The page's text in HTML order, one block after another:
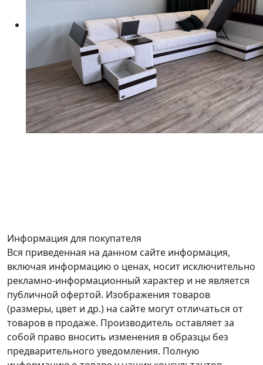
Информация для покупателя
Вся приведенная на данном сайте информация,
включая информацию о ценах, носит исключительно
рекламно-информационный характер и не является
публичной офертой. Изображения товаров
(размеры, цвет и др.) на сайте могут отличаться от
товаров в продаже. Производитель оставляет за
собой право вносить изменения в образцы без
предварительного уведомления. Полную